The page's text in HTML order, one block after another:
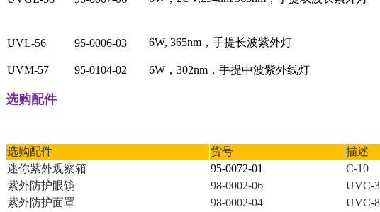
UVL-56 95-0006-03 6W, 365nm，手提长波紫外灯
UVM-57 95-0104-02 6W，302nm，手提中波紫外线灯
选购配件
选购配件 货号
描述
迷你紫外观察箱
95-0072-01
C-10
紫外防护眼镜
98-0002-06
UVC-
紫外防护面罩
98-0002-04
UVC-